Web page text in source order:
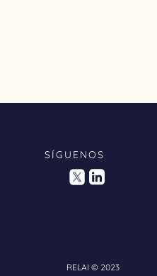
SÍGUENOS
RELAI © 2023